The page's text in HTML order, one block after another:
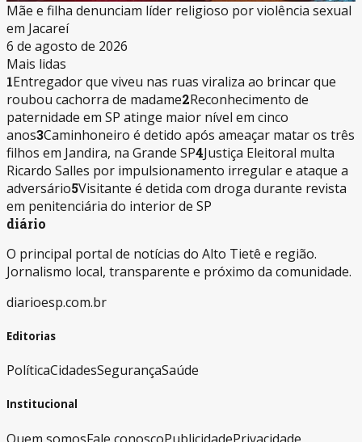
Mãe e filha denunciam líder religioso por violência sexual
em Jacareí
6 de agosto de 2026
Mais lidas
1Entregador que viveu nas ruas viraliza ao brincar que
roubou cachorra de madame2Reconhecimento de
paternidade em SP atinge maior nível em cinco
anos3Caminhoneiro é detido após ameaçar matar os três
filhos em Jandira, na Grande SP4Justiça Eleitoral multa
Ricardo Salles por impulsionamento irregular e ataque a
adversário5Visitante é detida com droga durante revista
em penitenciária do interior de SP
diário
O principal portal de notícias do Alto Tietê e região.
Jornalismo local, transparente e próximo da comunidade.
diarioesp.com.br
Editorias
PolíticaCidadesSegurançaSaúde
Institucional